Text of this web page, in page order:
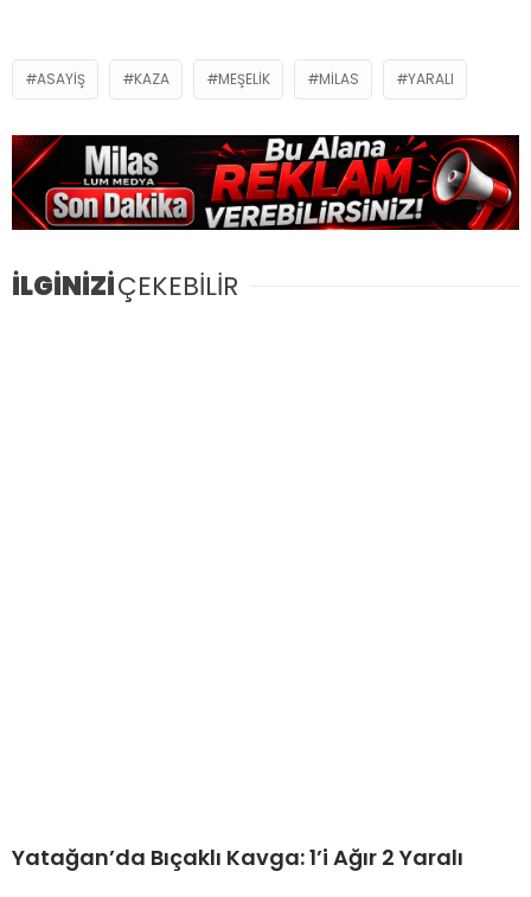
ASAYIŞ KAZA MEŞELIK MILAS YARALI
İLGİNİZİÇEKEBİLİR
Yatağan’da Bıçaklı Kavga: 1’i Ağır 2 Yaralı